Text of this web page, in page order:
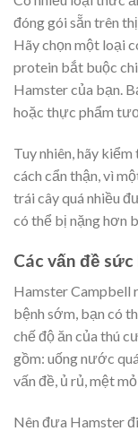
đóng gói sẵn trên
Hãy chọn một loại
protein bắt buộc
Hamster của bạn.
hoặc thực phẩm
Tuy nhiên, hãy
cách cẩn thận, vì
trái cây quá nhiều
có thể bị nặng hơn
Các vấn đề
Hamster Campbell
bệnh sớm, bạn có
chế độ ăn của thú
gồm: uống nước
vấn đề, ủ rủ, mệt
Nên đưa Hamster